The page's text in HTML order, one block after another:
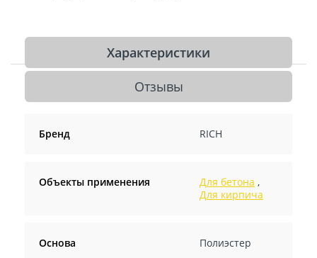
Характеристики
Отзывы
Бренд RICH
Объекты применения Для бетона ,
Для кирпича
Основа Полиэстер